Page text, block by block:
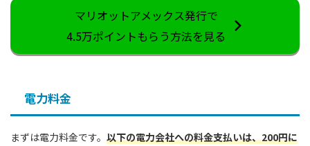
マリオットアメックス発行で
4.5万ポイントもらう方法を見る
電力料金
まずは電力料金です。 以下の電力会社への料金支払いは、200円に